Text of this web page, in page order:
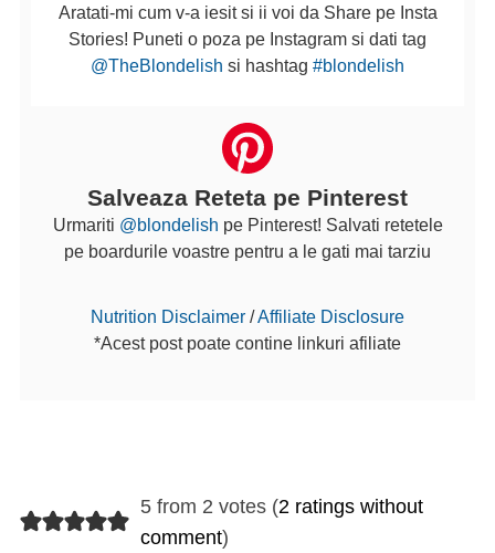
Aratati-mi cum v-a iesit si ii voi da Share pe Insta
Stories! Puneti o poza pe Instagram si dati tag
@TheBlondelish si hashtag #blondelish
Salveaza Reteta pe Pinterest
Urmariti @blondelish pe Pinterest! Salvati retetele
pe boardurile voastre pentru a le gati mai tarziu
Nutrition Disclaimer /Affiliate Disclosure
*Acest post poate contine linkuri afiliate
5 from 2 votes (2 ratings without
comment)